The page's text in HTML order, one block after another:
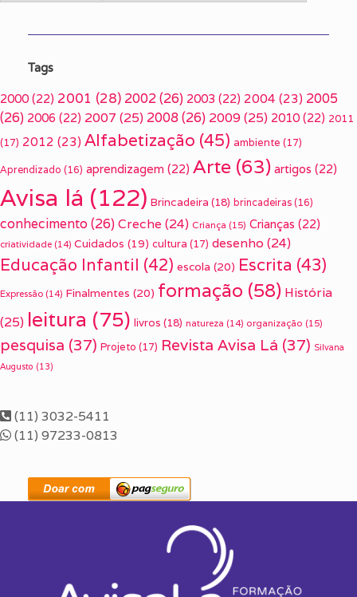
Tags
2000 (22) 2001 (28) 2002(26) 2003 (22) 2004 (23) 2005
(26) 2006 (22) 2007 (25) 2008(26) 2009(25) 2010 (22) 2011
(17) 2012 (23) Alfabetização (45) ambiente (17)
Aprendizado (16) aprendizagem (22) Arte (63) artigos (22)
Avisa lá (122) Brincadeira (18) brincadeiras (16)
conhecimento(26) Creche (24) Criança (15) Crianças (22)
criatividade (14) Cuidados (19) cultura (17) desenho (24)
Educação Infantil (42) escola (20) Escrita (43)
Expressão (14) Finalmentes (20) formação (58) História
(25) leitura (75) livros (18) natureza (14) organização (15)
pesquisa (37) Projeto (17) Revista Avisa Lá (37) Silvana
Augusto (13)
(11) 3032-5411
(11) 97233-0813